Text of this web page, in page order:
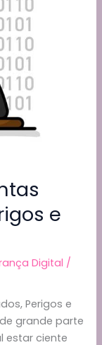
e
Digital /
Perigos e
grande parte
estar ciente